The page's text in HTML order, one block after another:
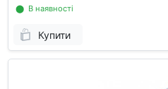
⬤ В наявності
Купити